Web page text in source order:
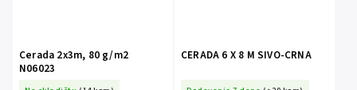
Cerada 2x3m, 80 g/m2
N06023
CERADA 6 X 8 M SIVO-CRNA